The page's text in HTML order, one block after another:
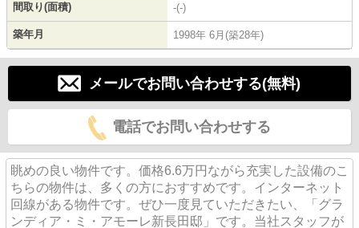
間取り(面積) -(-)
築年月 1998年 6月(築28年)
メールでお問い合わせする(無料)
電話でお問い合わせする
眺めの良い物件です。価格6.6万円ながら充実した設備のこ
ちらの物件は、多くの方におすすめです。インターネット
回線がある物件です。ぜひ一度見ていただきたい、「グラ
ンディア・ミ・アモーレ新長田邸」です。当社スタッフが